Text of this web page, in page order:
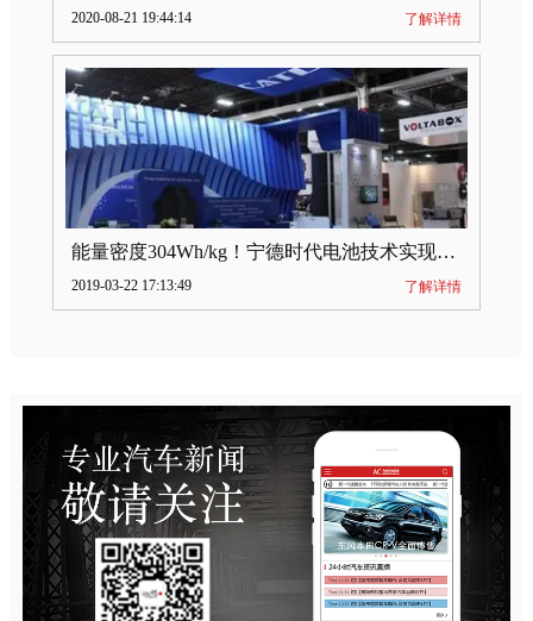
2020-08-21 19:44:14 了解详情
能量密度304Wh/kg！宁德时代电池技术实现突破
2019-03-22 17:13:49 了解详情